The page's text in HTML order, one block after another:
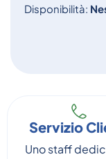
Disponibilità:
Servizio
Uno staff